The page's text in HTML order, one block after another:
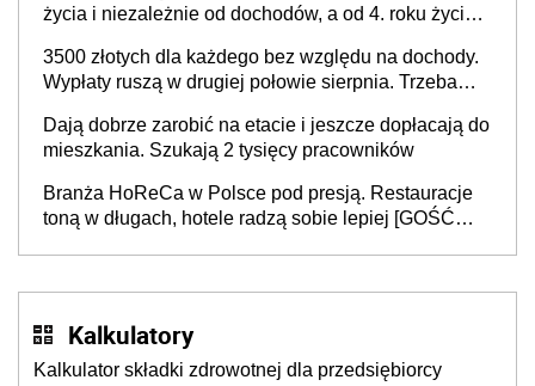
życia i niezależnie od dochodów, a od 4. roku życia
spadku liczby urodzeń w Polsce
3500 złotych dla każdego bez względu na dochody.
Wypłaty ruszą w drugiej połowie sierpnia. Trzeba
Dają dobrze zarobić na etacie i jeszcze dopłacają do
mieszkania. Szukają 2 tysięcy pracowników
Branża HoReCa w Polsce pod presją. Restauracje
toną w długach, hotele radzą sobie lepiej [GOŚĆ
Kalkulatory
Kalkulator składki zdrowotnej dla przedsiębiorcy